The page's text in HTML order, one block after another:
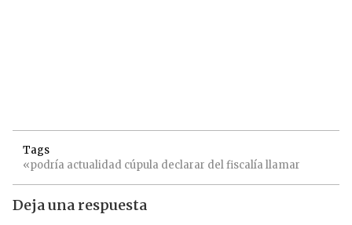
Tags
«podría actualidad cúpula declarar delfiscalía llamar
Deja una respuesta